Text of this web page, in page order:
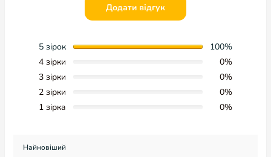
Додати відгук
5 зірок
100%
4 зірки
0%
3 зірки
0%
2 зірки
0%
1 зірка
0%